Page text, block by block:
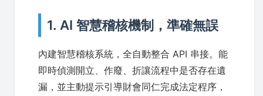
1. AI 智慧稽核機制，準確無誤
內建智慧稽核系統，全自動整合 API 串接。能
即時偵測開立、作廢、折讓流程中是否存在遺
漏，並主動提示引導財會同仁完成法定程序，